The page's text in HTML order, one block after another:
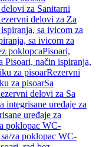
za Sanitarni
delovi za Za
sa ivicom za
sa ivicom za
poklopcaPisoari,
Pisoari, način ispiranja,
za pisoarRezervni
za pisoarSa
delovi za Sa
integrisane uređaje za
uređaje za
poklopac WC-
za poklopac WC-